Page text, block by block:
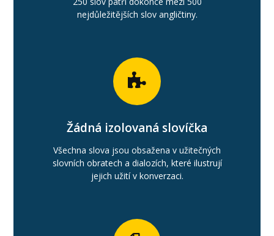
nejdůležitějších slov angličtiny.
Žádná izolovaná slovíčka
Všechna slova jsou obsažena v užitečných
slovních obratech a dialozích, které ilustrují
jejich užití v konverzaci.